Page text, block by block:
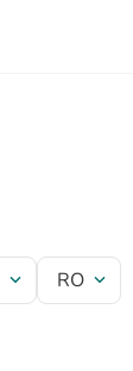
1 și 5 stele
RO